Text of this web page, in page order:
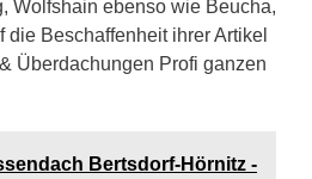
Wolfshain ebenso wie Beucha,
die Beschaffenheit ihrer Artikel
Überdachungen Profi ganzen
Bertsdorf-Hörnitz -